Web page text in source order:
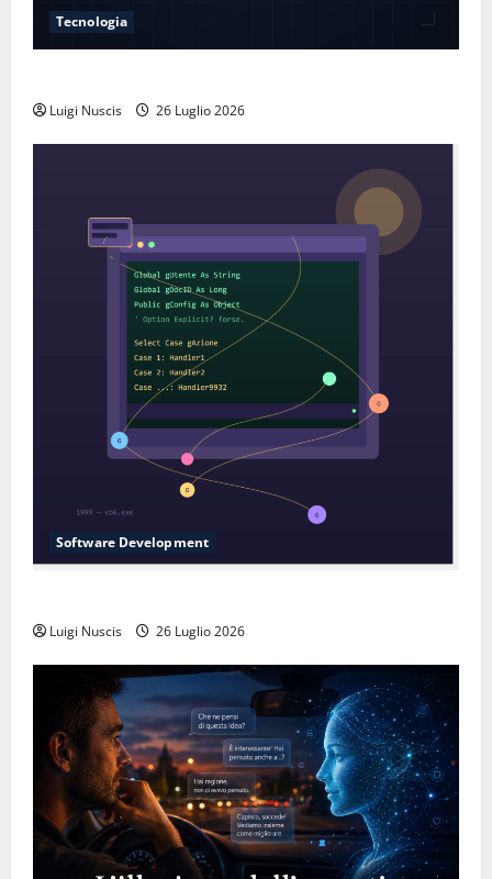
Tecnologia
Luigi Nuscis 26 Luglio 2026
Software Development
Luigi Nuscis 26 Luglio 2026